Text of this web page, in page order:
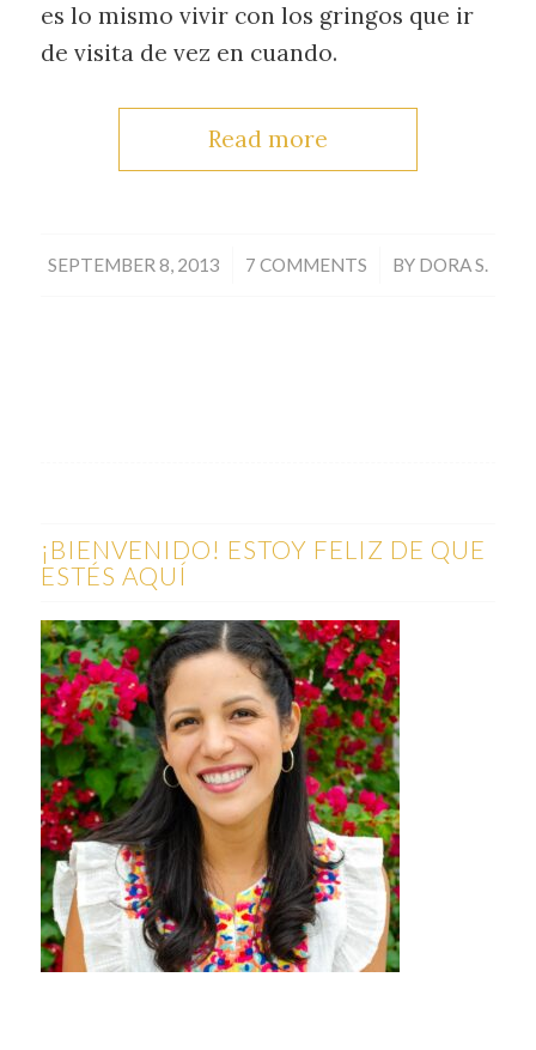
es lo mismo vivir con los gringos que ir
de visita de vez en cuando.
Read more
SEPTEMBER 8, 2013
/ 7 COMMENTS
/ BY DORA S.
¡BIENVENIDO! ESTOY FELIZ DE QUE
ESTÉS AQUÍ